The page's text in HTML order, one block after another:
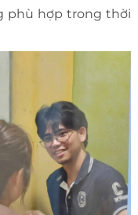
phù hợp trong thời